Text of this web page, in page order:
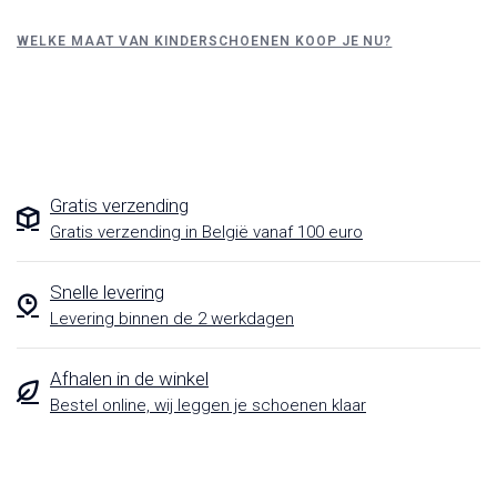
WELKE MAAT VAN KINDERSCHOENEN KOOP JE NU?
Gratis verzending
Gratis verzending in België vanaf 100 euro
Snelle levering
Levering binnen de 2 werkdagen
Afhalen in de winkel
Bestel online, wij leggen je schoenen klaar